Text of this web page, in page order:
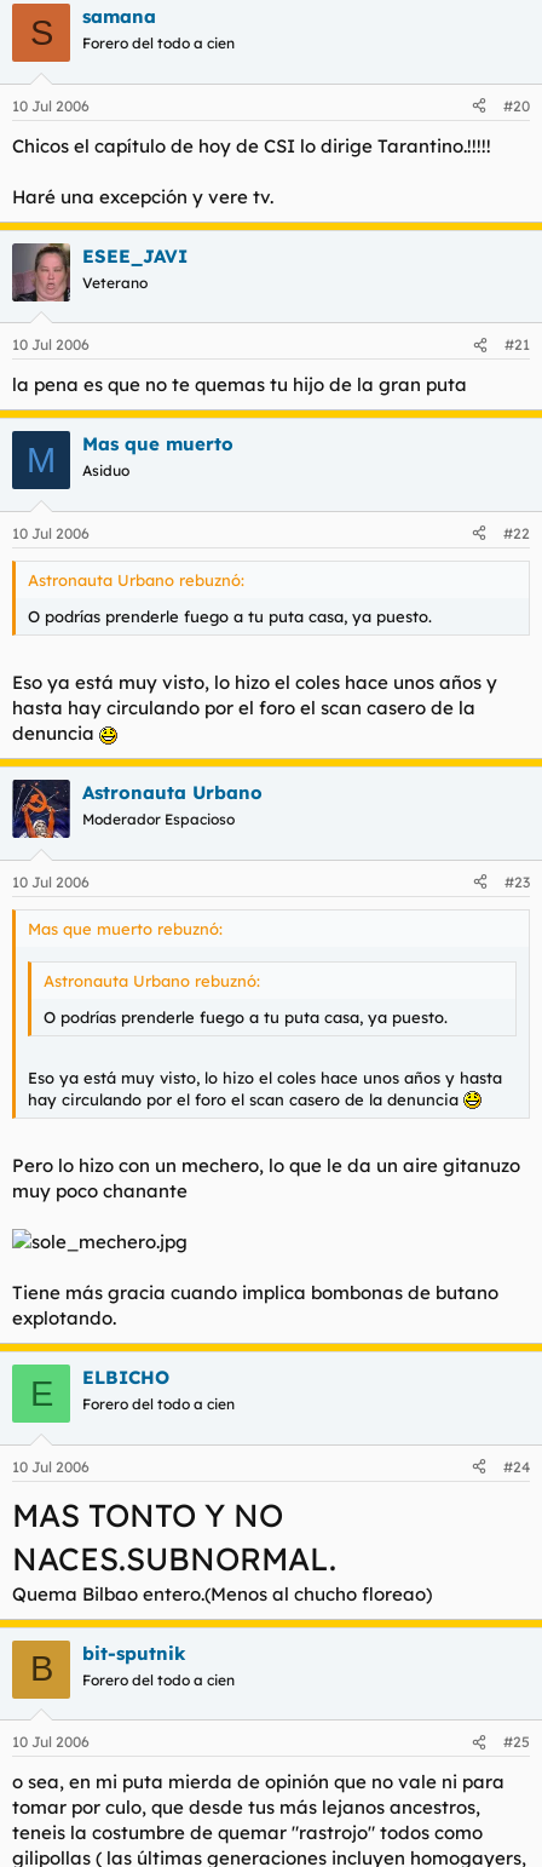
S samana
Forero del todo a cien
10 Jul 2006 #20
Chicos el capítulo de hoy de CSI lo dirige Tarantino.!!!!!
Haré una excepción y vere tv.
ESEE_JAVI
Veterano
10 Jul 2006 #21
la pena es que no te quemas tu hijo de la gran puta
M Mas que muerto
Asiduo
10 Jul 2006 #22
Astronauta Urbano rebuznó:
O podrías prenderle fuego a tu puta casa, ya puesto.
Eso ya está muy visto, lo hizo el coles hace unos años y
hasta hay circulando por el foro el scan casero de la
denuncia
Astronauta Urbano
Moderador Espacioso
10 Jul 2006 #23
Mas que muerto rebuznó:
Astronauta Urbano rebuznó:
O podrías prenderle fuego a tu puta casa, ya puesto.
Eso ya está muy visto, lo hizo el coles hace unos años y hasta
hay circulando por el foro el scan casero de la denuncia
Pero lo hizo con un mechero, lo que le da un aire gitanuzo
muy poco chanante
Tiene más gracia cuando implica bombonas de butano
explotando.
E ELBICHO
Forero del todo a cien
10 Jul 2006 #24
MAS TONTO Y NO
NACES.SUBNORMAL.
Quema Bilbao entero.(Menos al chucho floreao)
B bit-sputnik
Forero del todo a cien
10 Jul 2006 #25
o sea, en mi puta mierda de opinión que no vale ni para
tomar por culo, que desde tus más lejanos ancestros,
teneis la costumbre de quemar "rastrojo" todos como
gilipollas ( las últimas generaciones incluyen homogayers,